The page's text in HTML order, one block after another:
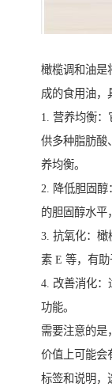
橄榄调和油是
成的食用油，
1. 营养均衡
供多种脂肪酸
养均衡。
2. 降低胆固
的胆固醇水平
3. 抗氧化：橄
素 E 等，有助
4. 改善消化：
功能。
需要注意的是
价值上可能会
标签和说明，